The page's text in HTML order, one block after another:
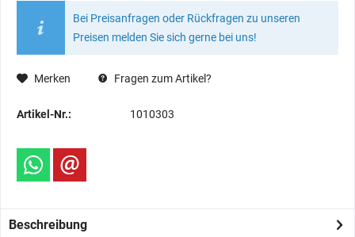
Bei Preisanfragen oder Rückfragen zu unseren
Preisen melden Sie sich gerne bei uns!
Merken Fragen zum Artikel?
Artikel-Nr.: 1010303
Beschreibung